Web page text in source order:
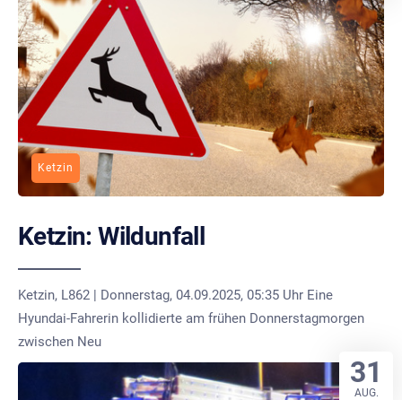
Ketzin
Ketzin: Wildunfall
Ketzin, L862 | Donnerstag, 04.09.2025, 05:35 Uhr Eine
Hyundai-Fahrerin kollidierte am frühen Donnerstagmorgen
zwischen Neu
31
AUG.